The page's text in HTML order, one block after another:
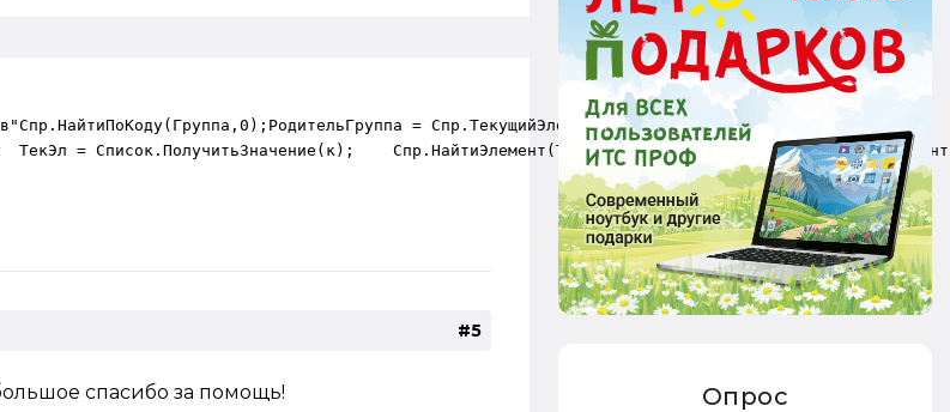
#4
= Спр.ТекущийЭлемент();
ТекЭл = Список.ПолучитьЗначение(к);    Спр.НайтиЭлемент(ТекЭл);               //
#5
спасибо за помощь! Опрос